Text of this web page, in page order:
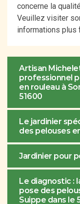
concerne la
Veuillez visiter
informations plus
Artisan
professionnel
en rouleau à
51600
Le jardinier
des pelouses
Jardinier pour
Le diagnostic :
pose des
Suippe dans le